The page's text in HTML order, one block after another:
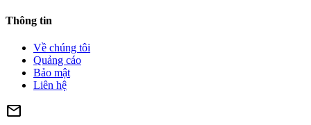
Thông tin
Về chúng tôi
Quảng cáo
Bảo mật
Liên hệ
mail